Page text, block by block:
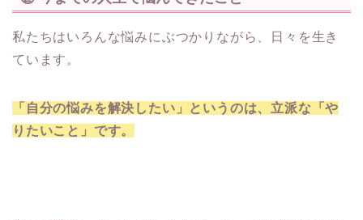
私たちはいろんな悩みにぶつかりながら、日々を生き
ています。
「自分の悩みを解決したい」というのは、立派な「や
りたいこと」です。